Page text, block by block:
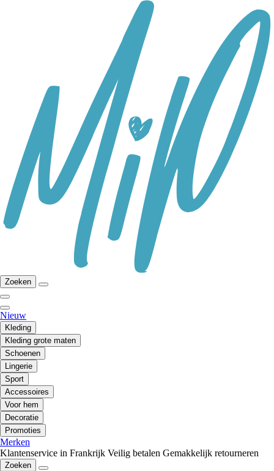
Zoeken
Nieuw
Kleding
Kleding grote maten
Schoenen
Lingerie
Sport
Accessoires
Voor hem
Decoratie
Promoties
Merken
Klantenservice in Frankrijk Veilig betalen Gemakkelijk retourneren
Zoeken